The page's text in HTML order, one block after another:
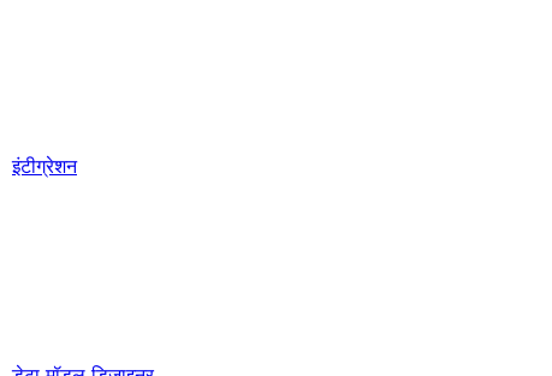
इंटीग्रेशन